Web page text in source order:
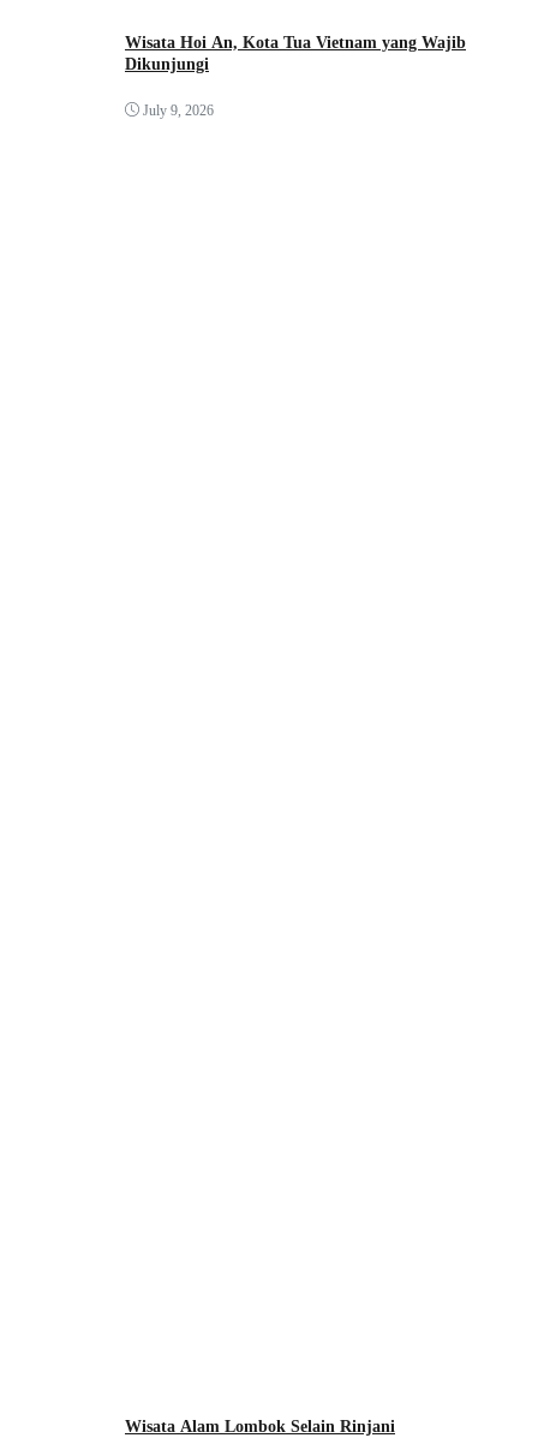
Wisata Hoi An, Kota Tua Vietnam yang Wajib
Dikunjungi
July 9, 2026
Wisata Alam Lombok Selain Rinjani